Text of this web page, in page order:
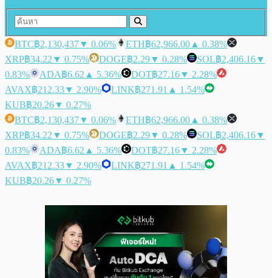
BTC฿2,130,437▼ 0.06% ETH฿62,966.00 ▲ 0.38%
XRP฿34.22 ▼ 0.75% DOGE฿2.29▼ 0.28% SOL฿2,406.16▼
0.83%
ADA฿6.62 ▲ 5.36% DOT฿27.16▼ 2.28%
AVAX฿212.33▼ 2.90% LINK฿271.91 ▲ 1.54%
KUB฿20.26▼ 0.27%
BTC฿2,130,437▼ 0.06% ETH฿62,966.00 ▲ 0.38%
XRP฿34.22 ▼ 0.75% DOGE฿2.29▼ 0.28% SOL฿2,406.16▼
0.83%
ADA฿6.62 ▲ 5.36% DOT฿27.16▼ 2.28%
AVAX฿212.33▼ 2.90% LINK฿271.91 ▲ 1.54%
KUB฿20.26▼ 0.27%